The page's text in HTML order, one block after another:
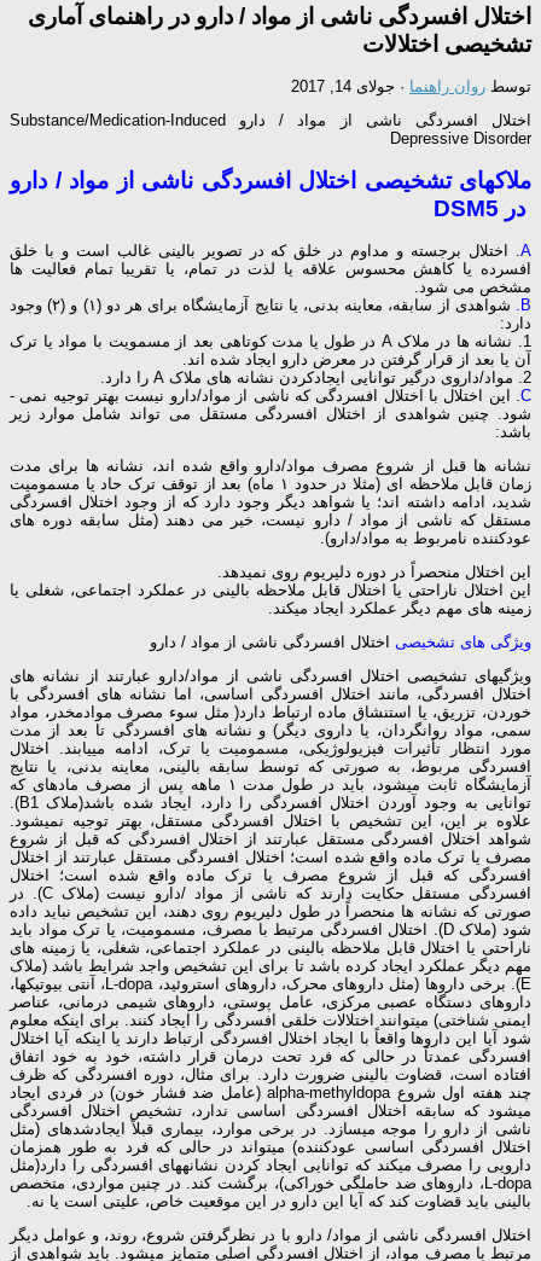
اختلال افسردگی ناشی از مواد / دارو در راهنمای آماری
تشخیصی اختلالات
توسط روان راهنما · جولای 14, 2017
اختلال افسردگی ناشی از مواد / دارو Substance/Medication-Induced
Depressive Disorder
ملاک­های تشخیصی اختلال افسردگی ناشی از مواد / دارو
در DSM5
A. اختلال برجسته و مداوم در خلق که در تصویر بالینی غالب است و با خلق
افسرده یا کاهش محسوس علاقه یا لذت در تمام، یا تقریبا تمام فعالیت­ ها
مشخص می ­شود.
B.
شواهدی از سابقه، معاینه بدنی، یا نتایج آزمایشگاه برای هر دو (۱) و (۲) وجود
دارد:
1. نشانه­ ها در ملاک A در طول یا مدت کوتاهی بعد از مسمویت با مواد یا ترک
آن یا بعد از قرار گرفتن در معرض دارو ایجاد شده ­اند.
2. مواد/داروی درگیر توانایی ایجادکردن نشانه­ های ملاک A را دارد.
C. این اختلال با اختلال افسردگی که ناشی از مواد/دارو نیست بهتر توجیه نمی ­
شود. چنین شواهدی از اختلال افسردگی مستقل می­ تواند شامل موارد زیر
باشد:
نشانه­ ها قبل از شروع مصرف مواد/دارو واقع شده ­اند، نشانه­ ها برای مدت
زمان قابل ملاحظه­ ای (مثلا در حدود ۱ ماه) بعد از توقف ترک حاد یا مسمومیت
شدید، ادامه داشته ­اند؛ یا شواهد دیگر وجود دارد که از وجود اختلال افسردگی
مستقل که ناشی از مواد / دارو نیست، خبر می­ دهند (مثل سابقه دوره­ های
عودکننده نامربوط به مواد/دارو).
این اختلال منحصراً در دوره دلیریوم روی نمی­دهد.
این اختلال ناراحتی یا اختلال قابل ملاحظه بالینی در عملکرد اجتماعی، شغلی یا
زمینه ­های مهم دیگر عملکرد ایجاد می­کند.
ویژگی­ های تشخیصی
اختلال افسردگی ناشی از مواد / دارو
ویژگی­های تشخیصی اختلال افسردگی ناشی از مواد/دارو عبارتند از نشانه­ های
اختلال افسردگی، مانند اختلال افسردگی اساسی، اما نشانه­ های افسردگی با
خوردن، تزریق، یا استنشاق ماده ارتباط دارد( مثل سوء مصرف موادمخدر، مواد
سمی، مواد روان­گردان، یا داروی دیگر) و نشانه ­های افسردگی تا بعد از مدت
مورد انتظار تأثیرات فیزیولوژیکی، مسمومیت یا ترک، ادامه می­یابند. اختلال
افسردگی مربوط، به صورتی که توسط سابقه بالینی، معاینه بدنی، یا نتایج
آزمایشگاه ثابت می­شود، باید در طول مدت ۱ ماهه پس از مصرف ماده­ای که
توانایی به وجود آوردن اختلال افسردگی را دارد، ایجاد شده باشد(ملاک B1).
علاوه بر این، این تشخیص با اختلال افسردگی مستقل، بهتر توجیه نمی­شود.
شواهد اختلال افسردگی مستقل عبارتند از اختلال افسردگی که قبل از شروع
مصرف یا ترک ماده واقع شده است؛ اختلال افسردگی مستقل عبارتند از اختلال
افسردگی که قبل از شروع مصرف یا ترک ماده واقع شده است؛ اختلال
افسردگی مستقل حکایت دارند که ناشی از مواد /دارو نیست (ملاک C). در
صورتی که نشانه­ ها منحصراً در طول دلیریوم روی دهند، این تشخیص نباید داده
شود (ملاک D). اختلال افسردگی مرتبط با مصرف، مسمومیت، یا ترک مواد باید
ناراحتی یا اختلال قابل ملاحظه بالینی در عملکرد اجتماعی، شغلی، یا زمینه ­های
مهم دیگر عملکرد ایجاد کرده باشد تا برای این تشخیص واجد شرایط باشد (ملاک
E). برخی داروها (مثل داروهای محرک، داروهای استروئید، L-dopa، آنتی بیوتیک­ها،
داروهای دستگاه عصبی مرکزی، عامل پوستی، داروهای شیمی درمانی، عناصر
ایمنی شناختی) می­توانند اختلالات خلقی افسردگی را ایجاد کنند. برای اینکه معلوم
شود آیا این داروها واقعاً با ایجاد اختلال افسردگی ارتباط دارند یا اینکه آیا اختلال
افسردگی عمدتاً در حالی که فرد تحت درمان قرار داشته، خود به خود اتفاق
افتاده است، قضاوت بالینی ضرورت دارد. برای مثال، دوره افسردگی که ظرف
چند هفته اول شروع alpha-methyldopa (عامل ضد فشار خون) در فردی ایجاد
می­شود که سابقه اختلال افسردگی اساسی ندارد، تشخیص اختلال افسردگی
ناشی از دارو را موجه می­سازد. در برخی موارد، بیماری قبلاً ایجادشده­ای (مثل
اختلال افسردگی اساسی عودکننده) می­تواند در حالی که فرد به طور همزمان
دارویی را مصرف می­کند که توانایی ایجاد کردن نشانه­های افسردگی را دارد(مثل
L-dopa، داروهای ضد حاملگی خوراکی)، برگشت کند. در چنین مواردی، متخصص
بالینی باید قضاوت کند که آیا این دارو در این موقعیت خاص، علیتی است یا نه.
اختلال افسردگی ناشی از مواد/ دارو با در نظرگرفتن شروع، روند، و عوامل دیگر
مرتبط با مصرف مواد، از اختلال افسردگی اصلی متمایز می­شود. باید شواهدی از